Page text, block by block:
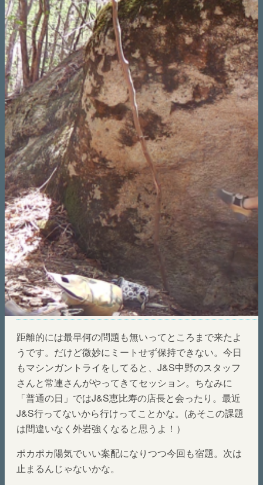
距離的には最早何の問題も無いってところまで来たよ
うです。だけど微妙にミートせず保持できない。今日
もマシンガントライをしてると、J&S中野のスタッフ
さんと常連さんがやってきてセッション。ちなみに
「普通の日」ではJ&S恵比寿の店長と会ったり。最近
J&S行ってないから行けってことかな。(あそこの課題
は間違いなく外岩強くなると思うよ！）
ポカポカ陽気でいい案配になりつつ今回も宿題。次は
止まるんじゃないかな。